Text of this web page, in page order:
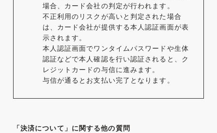
場合、カード会社の判定が行われます。
不正利用のリスクが高いと判定された場合
は、カード会社が提供する本人認証画面が表
示されます。
本人認証画面でワンタイムパスワードや生体
認証などで本人確認を行い認証されると、ク
レジットカードの与信に進みます。
与信が通るとお支払い完了となります。
「決済について」に関する他の質問